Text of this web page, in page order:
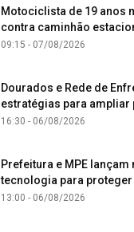
Motociclista de 19 anos
contra caminhão
09:15 - 07/08/2026
Dourados e Rede de
estratégias para ampliar
16:30 - 06/08/2026
Prefeitura e MPE
tecnologia para
13:00 - 06/08/2026